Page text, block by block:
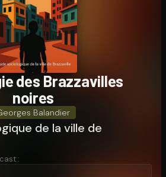
des Braz­za­villes
noires
Balandier
de la ville de
: